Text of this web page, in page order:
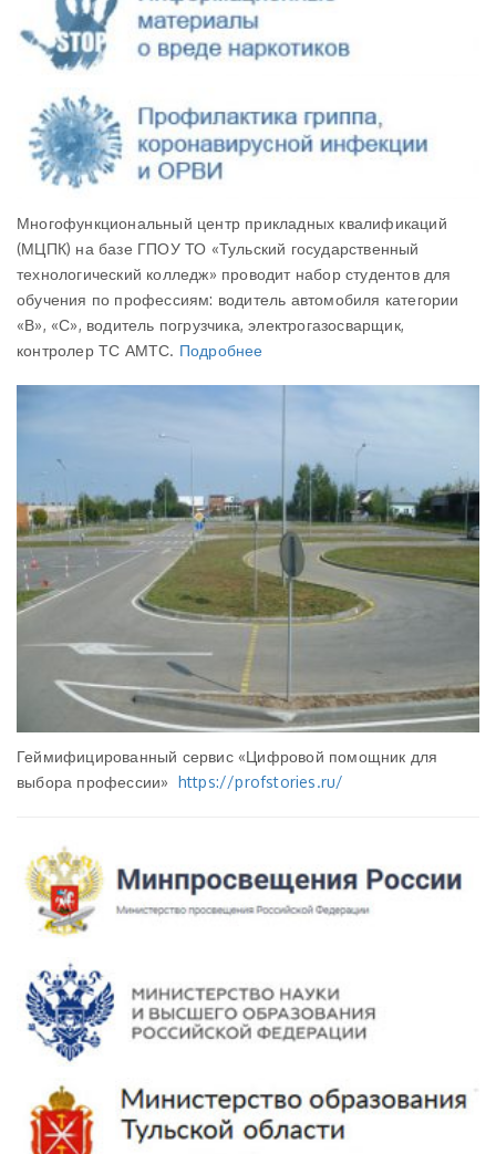
Многофункциональный центр прикладных квалификаций
(МЦПК) на базе ГПОУ ТО «Тульский государственный
технологический колледж» проводит набор студентов для
обучения по профессиям: водитель автомобиля категории
«В», «С», водитель погрузчика, электрогазосварщик,
контролер ТС АМТС. Подробнее
Геймифицированный сервис «Цифровой помощник для
выбора профессии» https://profstories.ru/